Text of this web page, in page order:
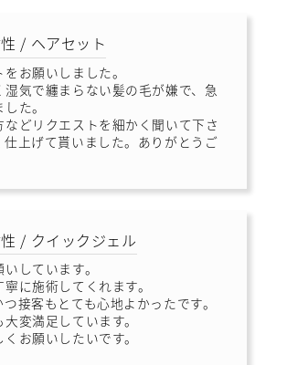
/ ヘアセット
お願いしました。
湿気で纏まらない髪の毛が嫌で、急
た。
などリクエストを細かく聞いて下さ
仕上げて貰いました。ありがとうご
/ クイックジェル
しています。
に施術してくれます。
接客もとても心地よかったです。
変満足しています。
お願いしたいです。